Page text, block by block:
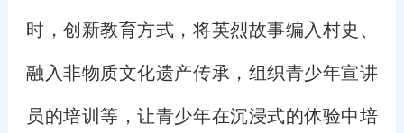
时，创新教育方式，将英烈故事编入村史、
融入非物质文化遗产传承，组织青少年宣讲
员的培训等，让青少年在沉浸式的体验中培